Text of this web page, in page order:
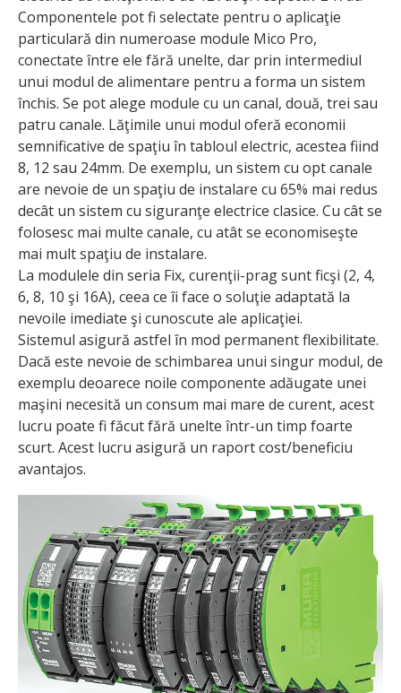
Componentele pot fi selectate pentru o aplicaţie
particulară din numeroase module Mico Pro,
conectate între ele fără unelte, dar prin intermediul
unui modul de alimentare pentru a forma un sistem
închis. Se pot alege module cu un canal, două, trei sau
patru canale. Lăţimile unui modul oferă economii
semnificative de spaţiu în tabloul electric, acestea fiind
8, 12 sau 24mm. De exemplu, un sistem cu opt canale
are nevoie de un spaţiu de instalare cu 65% mai redus
decât un sistem cu siguranţe electrice clasice. Cu cât se
folosesc mai multe canale, cu atât se economiseşte
mai mult spaţiu de instalare.
La modulele din seria Fix, curenţii-prag sunt ficşi (2, 4,
6, 8, 10 şi 16A), ceea ce îi face o soluţie adaptată la
nevoile imediate şi cunoscute ale aplicaţiei.
Sistemul asigură astfel în mod permanent flexibilitate.
Dacă este nevoie de schimbarea unui singur modul, de
exemplu deoarece noile componente adăugate unei
maşini necesită un consum mai mare de curent, acest
lucru poate fi făcut fără unelte într-un timp foarte
scurt. Acest lucru asigură un raport cost/beneficiu
avantajos.